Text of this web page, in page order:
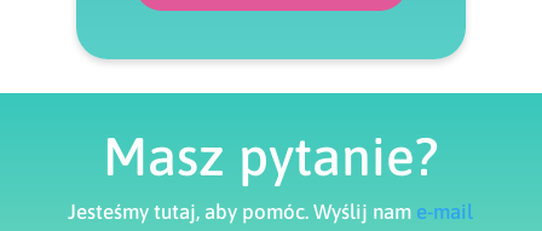
Masz pytanie?
Jesteśmy tutaj, aby pomóc. Wyślij nam e-mail